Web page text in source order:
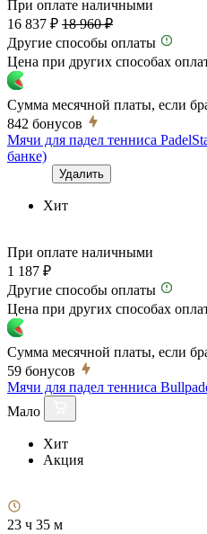
При оплате наличными
16 837 ₽ 18 960 ₽
Другие способы оплаты
Цена при других способах
Сумма месячной платы, если
842 бонусов
Мячи для падел тенниса
банке)
Удалить
Хит
При оплате наличными
1 187 ₽
Другие способы оплаты
Цена при других способах
Сумма месячной платы, если
59 бонусов
Мячи для падел тенниса
Мало
Хит
Акция
23 ч 35 м